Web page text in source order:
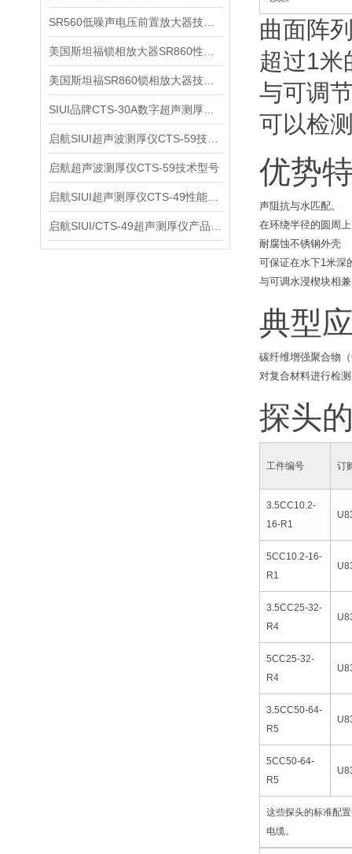
启航超声波测厚仪CTS-59技术型号
曲面阵
超过1米
与可调
可以检
优势
声阻抗与水匹配。
在环绕半径的圆周
耐腐蚀不锈钢外壳
可保证在水下1米深
与可调水浸楔块相
典型
碳纤维增强聚合物
对复合材料进行检
探头
工件编号 订
3.5CC10.2-
16-R1
5CC10.2-16-
R1
3.5CC25-32-
R4
5CC25-32-
R4
3.5CC50-64-
R5
5CC50-64-
R5
这些探头的标准配
电缆。